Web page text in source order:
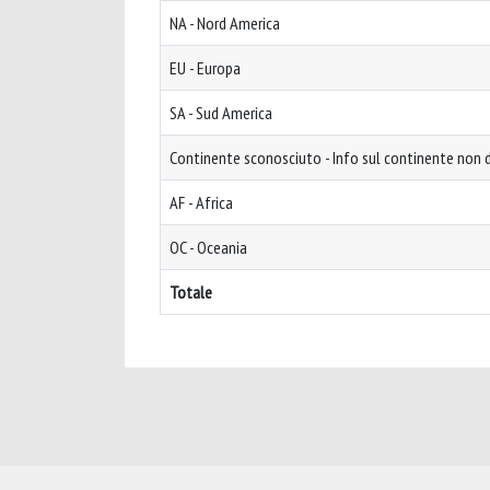
NA - Nord America
EU - Europa
SA - Sud America
Continente sconosciuto - Info sul continente non
AF - Africa
OC - Oceania
Totale